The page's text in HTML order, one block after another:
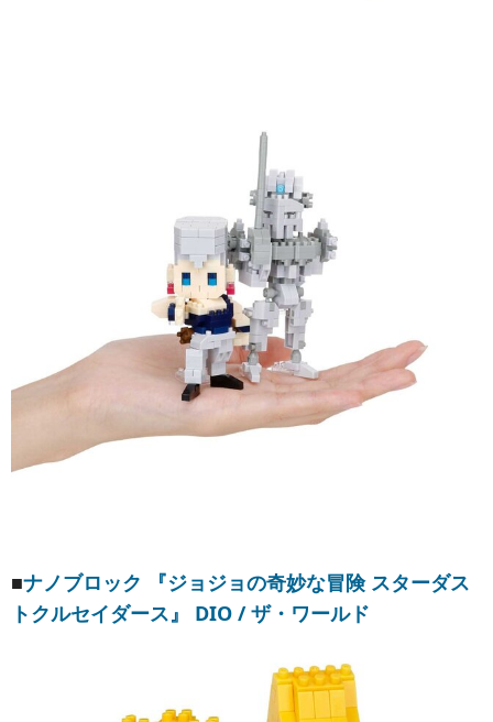
■ナノブロック 『ジョジョの奇妙な冒険 スターダス
トクルセイダース』 DIO / ザ・ワールド